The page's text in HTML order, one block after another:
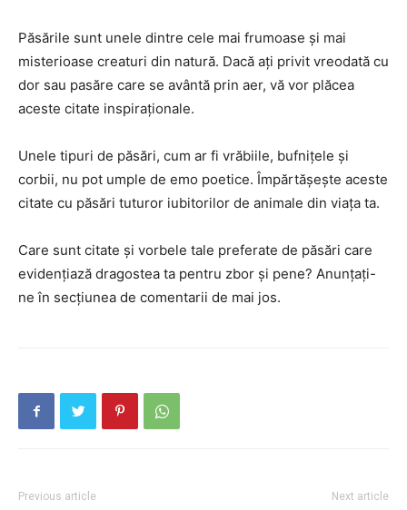
Păsările sunt unele dintre cele mai frumoase și mai
misterioase creaturi din natură. Dacă ați privit vreodată cu
dor sau pasăre care se avântă prin aer, vă vor plăcea
aceste citate inspiraționale.
Unele tipuri de păsări, cum ar fi vrăbiile, bufnițele și
corbii, nu pot umple de emo poetice. Împărtășește aceste
citate cu păsări tuturor iubitorilor de animale din viața ta.
Care sunt citate și vorbele tale preferate de păsări care
evidențiază dragostea ta pentru zbor și pene? Anunțați-
ne în secțiunea de comentarii de mai jos.
Previous article Next article